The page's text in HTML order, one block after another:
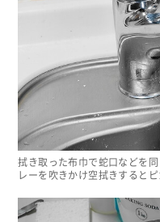
拭き取った布巾で蛇口などを
レーを吹きかけ空拭きすると